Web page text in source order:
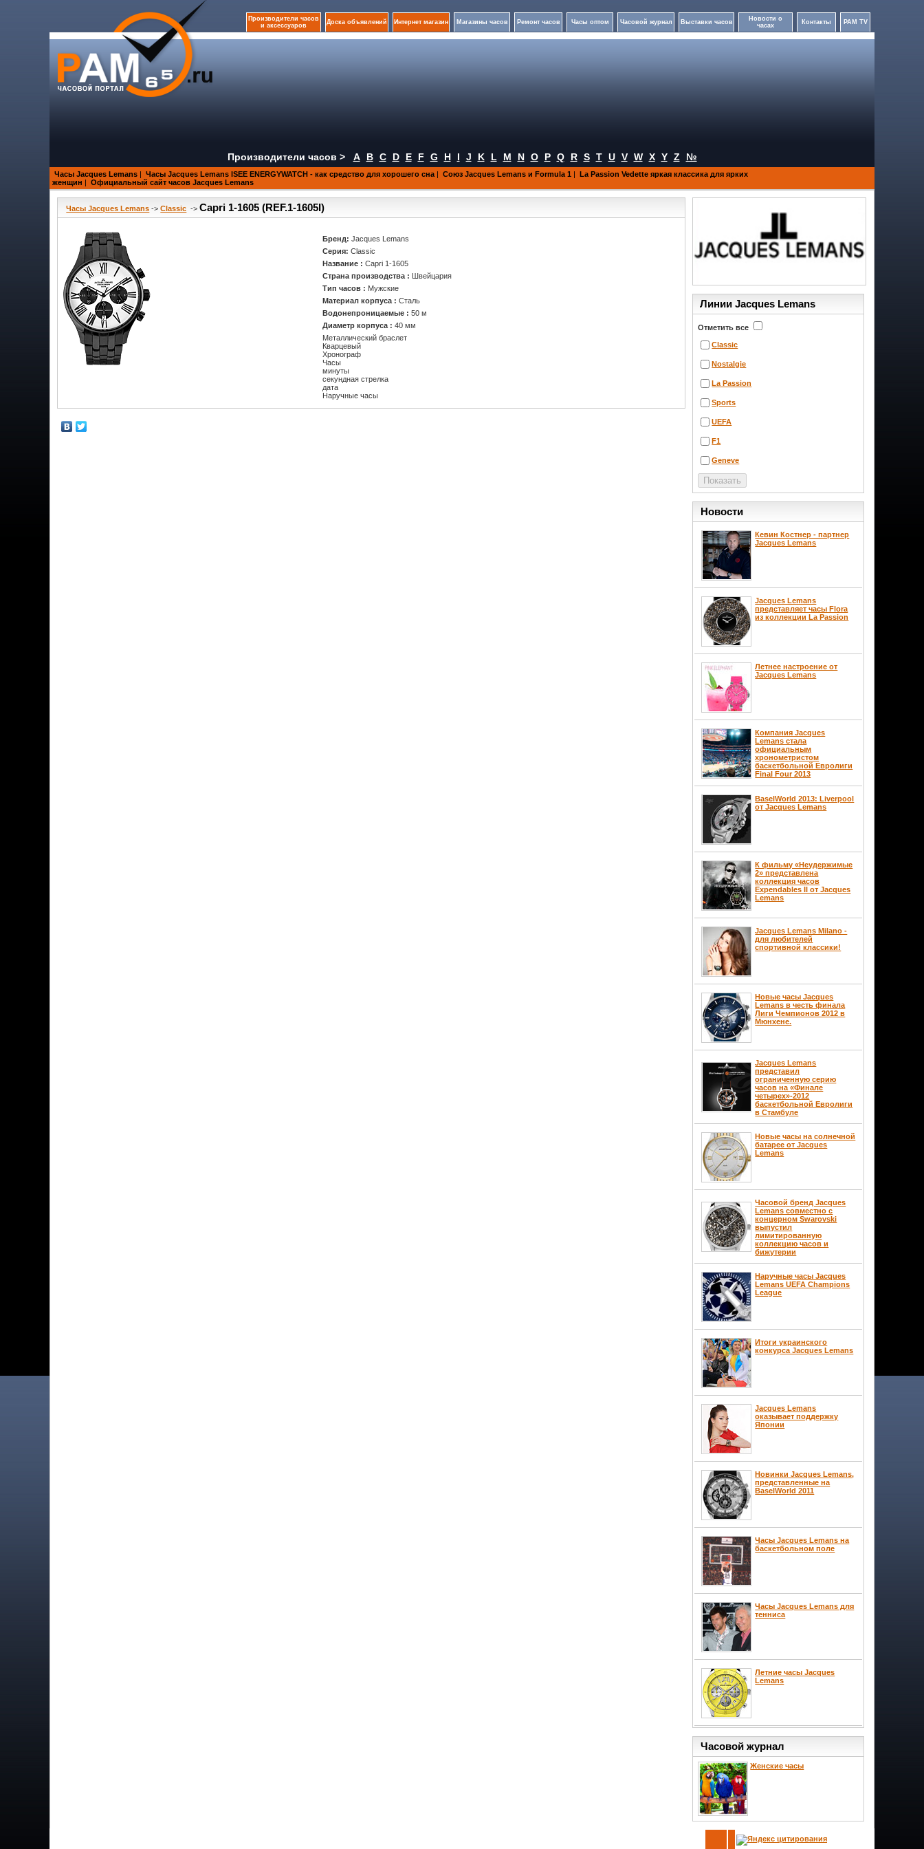
Производители часов
и аксессуаров
Доска объявлений Интернет магазин Магазины часов Ремонт часов Часы оптом Часовой журнал Выставки часов
Новости о
часах
Контакты PAM TV
Производители часов > A B C D E F G H I J K L M N O P Q R S T U V W X Y Z №
Часы Jacques Lemans | Часы Jacques Lemans ISEE ENERGYWATCH - как средство для хорошего сна | Союз Jacques Lemans и Formula 1 | La Passion Vedette яркая классика для ярких
женщин | Официальный сайт часов Jacques Lemans
Часы Jacques Lemans ->Classic ->Capri 1-1605 (REF.1-1605I)
Бренд:Jacques Lemans
Серия:Classic
Название :Capri 1-1605
Страна производства :
Швейцария
Тип часов : Мужские
Материал корпуса :Сталь
Водонепроницаемые :50 м
Диаметр корпуса :40 мм
Металлический браслет
Кварцевый
Хронограф
Часы
минуты
секундная стрелка
дата
Наручные часы
Линии Jacques Lemans
Отметить все
Classic
Nostalgie
La Passion
Sports
UEFA
F1
Geneve
Новости
Кевин Костнер - партнер
Jacques Lemans
Jacques Lemans
представляет часы Flora
из коллекции La Passion
Летнее настроение от
Jacques Lemans
Компания Jacques
Lemans стала
официальным
хронометристом
баскетбольной Евролиги
Final Four 2013
BaselWorld 2013: Liverpool
от Jacques Lemans
К фильму «Неудержимые
2» представлена
коллекция часов
Expendables II от Jacques
Lemans
Jacques Lemans Milano -
для любителей
спортивной классики!
Новые часы Jacques
Lemans в честь финала
Лиги Чемпионов 2012 в
Мюнхене.
Jacques Lemans
представил
ограниченную серию
часов на «Финале
четырех»-2012
баскетбольной Евролиги
в Стамбуле
Новые часы на солнечной
батарее от Jacques
Lemans
Часовой бренд Jacques
Lemans совместно с
концерном Swarovski
выпустил
лимитированную
коллекцию часов и
бижутерии
Наручные часы Jacques
Lemans UEFA Champions
League
Итоги украинского
конкурса Jacques Lemans
Jacques Lemans
оказывает поддержку
Японии
Новинки Jacques Lemans,
представленные на
BaselWorld 2011
Часы Jacques Lemans на
баскетбольном поле
Часы Jacques Lemans для
тенниса
Летние часы Jacques
Lemans
Часовой журнал
Женские часы